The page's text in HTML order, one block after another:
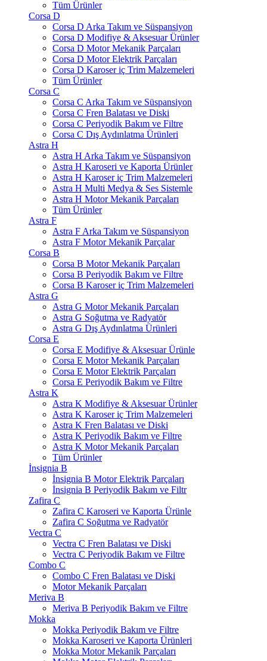
Tüm Ürünler
Corsa D
Corsa D Arka Takım ve Süspansiyon
Corsa D Modifiye & Aksesuar Ürünler
Corsa D Motor Mekanik Parçaları
Corsa D Motor Elektrik Parçaları
Corsa D Karoser iç Trim Malzemeleri
Tüm Ürünler
Corsa C
Corsa C Arka Takım ve Süspansiyon
Corsa C Fren Balatası ve Diski
Corsa C Periyodik Bakım ve Filtre
Corsa C Dış Aydınlatma Ürünleri
Astra H
Astra H Arka Takım ve Süspansiyon
Astra H Karoseri ve Kaporta Ürünler
Astra H Karoser iç Trim Malzemeleri
Astra H Multi Medya & Ses Sistemle
Astra H Motor Mekanik Parçaları
Tüm Ürünler
Astra F
Astra F Arka Takım ve Süspansiyon
Astra F Motor Mekanik Parçalar
Corsa B
Corsa B Motor Mekanik Parçaları
Corsa B Periyodik Bakım ve Filtre
Corsa B Karoser iç Trim Malzemeleri
Astra G
Astra G Motor Mekanik Parçaları
Astra G Soğutma ve Radyatör
Astra G Dış Aydınlatma Ürünleri
Corsa E
Corsa E Modifiye & Aksesuar Ürünle
Corsa E Motor Mekanik Parçaları
Corsa E Motor Elektrik Parçaları
Corsa E Periyodik Bakım ve Filtre
Astra K
Astra K Modifiye & Aksesuar Ürünler
Astra K Karoser iç Trim Malzemeleri
Astra K Fren Balatası ve Diski
Astra K Periyodik Bakım ve Filtre
Astra K Motor Mekanik Parçaları
Tüm Ürünler
İnsignia B
İnsignia B Motor Elektrik Parçaları
İnsignia B Periyodik Bakım ve Filtr
Zafira C
Zafira C Karoseri ve Kaporta Ürünle
Zafira C Soğutma ve Radyatör
Vectra C
Vectra C Fren Balatası ve Diski
Vectra C Periyodik Bakım ve Filtre
Combo C
Combo C Fren Balatası ve Diski
Motor Mekanik Parçaları
Meriva B
Meriva B Periyodik Bakım ve Filtre
Mokka
Mokka Periyodik Bakım ve Filtre
Mokka Karoseri ve Kaporta Ürünleri
Mokka Motor Mekanik Parçaları